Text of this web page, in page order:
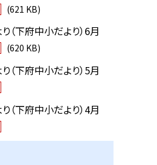
(621 KB)
（下府中小だより）6月
(620 KB)
（下府中小だより）5月
（下府中小だより）4月